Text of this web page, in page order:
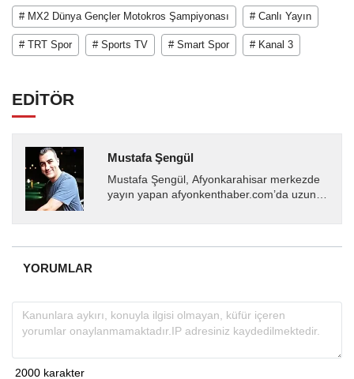
# MX2 Dünya Gençler Motokros Şampiyonası # Canlı Yayın
# TRT Spor # Sports TV # Smart Spor # Kanal 3
EDİTÖR
Mustafa Şengül
Mustafa Şengül, Afyonkarahisar merkezde
yayın yapan afyonkenthaber.com’da uzun
almakta, haber akışı...
YORUMLAR